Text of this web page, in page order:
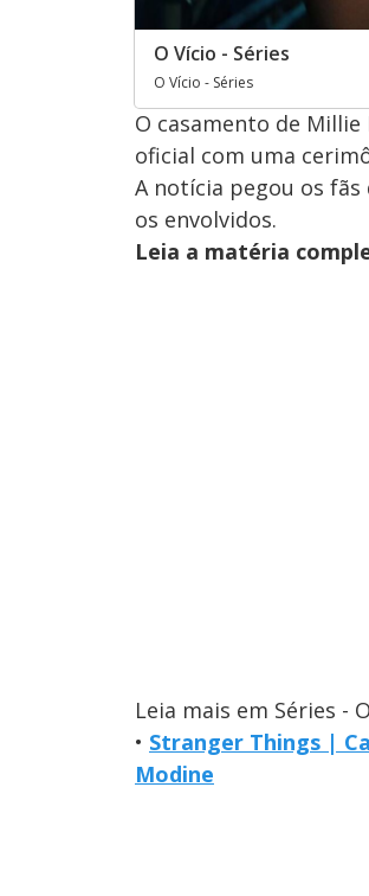
O Vício - Séries
O Vício - Séries
O casamento de
oficial com uma
A notícia pegou os
os envolvidos.
Leia a matéria
Leia mais em Séries -
• Stranger Things |
Modine